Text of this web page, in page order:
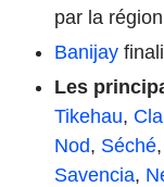
par la
Banijay
Les
Tikehau,
Nod, Séché,
Savencia,